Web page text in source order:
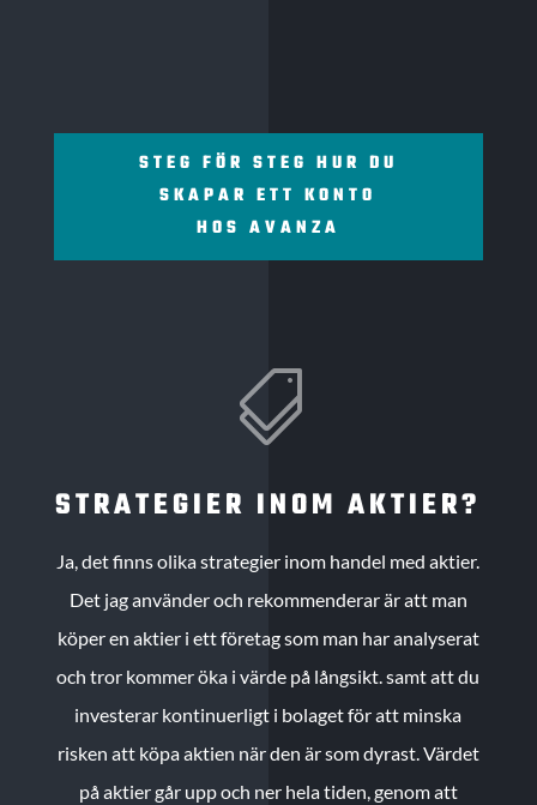
STEG FÖR STEG HUR DU
SKAPAR ETT KONTO
HOS AVANZA

STRATEGIER INOM AKTIER?
Ja, det finns olika strategier inom handel med aktier.
Det jag använder och rekommenderar är att man
köper en aktier i ett företag som man har analyserat
och tror kommer öka i värde på långsikt. samt att du
investerar kontinuerligt i bolaget för att minska
risken att köpa aktien när den är som dyrast. Värdet
på aktier går upp och ner hela tiden, genom att